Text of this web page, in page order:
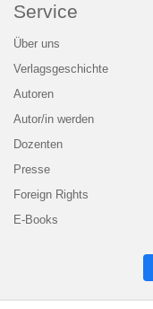
Service
Über uns
Verlagsgeschichte
Autoren
Autor/in werden
Dozenten
Presse
Foreign Rights
E-Books